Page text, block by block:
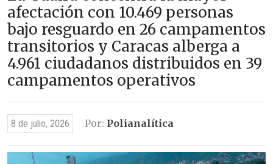
afectación con 10.469 personas
bajo resguardo en 26 campamentos
transitorios y Caracas alberga a
4.961 ciudadanos distribuidos en 39
campamentos operativos
8 de julio, 2026 Por: Polianalítica